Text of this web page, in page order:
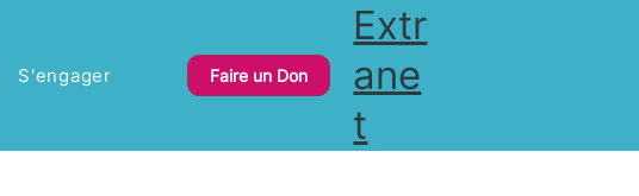
S'engager Faire un Don
Extr
ane
t